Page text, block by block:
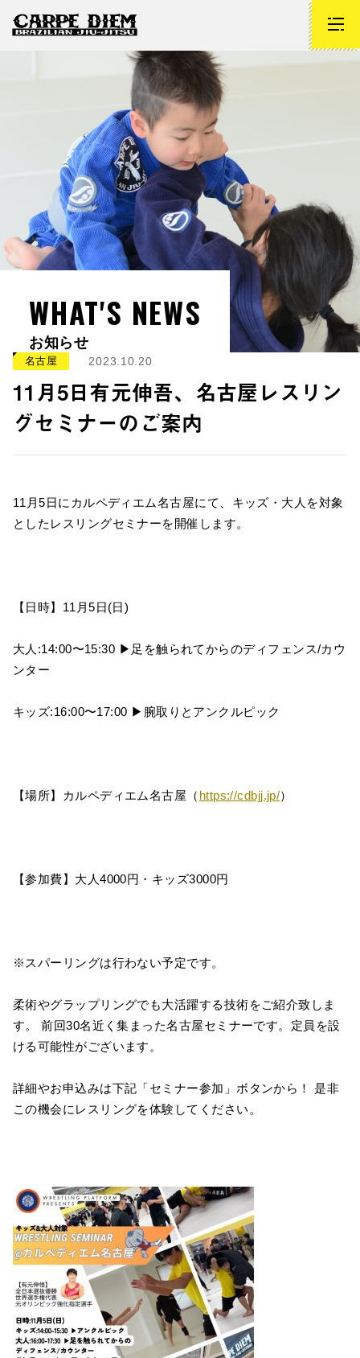
WHAT'S NEWS
お知らせ
名古屋 2023.10.20
11月5日有元伸吾、名古屋レスリン
グセミナーのご案内
11月5日にカルペディエム名古屋にて、キッズ・大人を対象
としたレスリングセミナーを開催します。
【日時】11月5日(日)
大人:14:00〜15:30 ▶︎足を触られてからのディフェンス/カウ
ンター
キッズ:16:00〜17:00 ▶︎腕取りとアンクルピック
【場所】カルペディエム名古屋（ https://cdbjj.jp/）
【参加費】大人4000円・キッズ3000円
※スパーリングは行わない予定です。
柔術やグラップリングでも大活躍する技術をご紹介致しま
す。 前回30名近く集まった名古屋セミナーです。定員を設
ける可能性がございます。
詳細やお申込みは下記「セミナー参加」ボタンから！ 是非
この機会にレスリングを体験してください。